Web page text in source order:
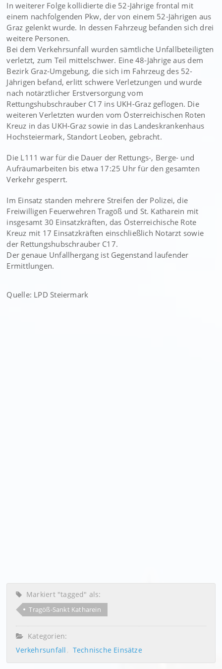
In weiterer Folge kollidierte die 52-Jährige frontal mit
einem nachfolgenden Pkw, der von einem 52-Jährigen aus
Graz gelenkt wurde. In dessen Fahrzeug befanden sich drei
weitere Personen.
Bei dem Verkehrsunfall wurden sämtliche Unfallbeteiligten
verletzt, zum Teil mittelschwer. Eine 48-Jährige aus dem
Bezirk Graz-Umgebung, die sich im Fahrzeug des 52-
Jährigen befand, erlitt schwere Verletzungen und wurde
nach notärztlicher Erstversorgung vom
Rettungshubschrauber C17 ins UKH-Graz geflogen. Die
weiteren Verletzten wurden vom Österreichischen Roten
Kreuz in das UKH-Graz sowie in das Landeskrankenhaus
Hochsteiermark, Standort Leoben, gebracht.
Die L111 war für die Dauer der Rettungs-, Berge- und
Aufräumarbeiten bis etwa 17:25 Uhr für den gesamten
Verkehr gesperrt.
Im Einsatz standen mehrere Streifen der Polizei, die
Freiwilligen Feuerwehren Tragöß und St. Katharein mit
insgesamt 30 Einsatzkräften, das Österreichische Rote
Kreuz mit 17 Einsatzkräften einschließlich Notarzt sowie
der Rettungshubschrauber C17.
Der genaue Unfallhergang ist Gegenstand laufender
Ermittlungen.
Quelle: LPD Steiermark
Markiert "tagged" als:
Tragöß-Sankt Katharein
Kategorien:
Verkehrsunfall
Technische Einsätze